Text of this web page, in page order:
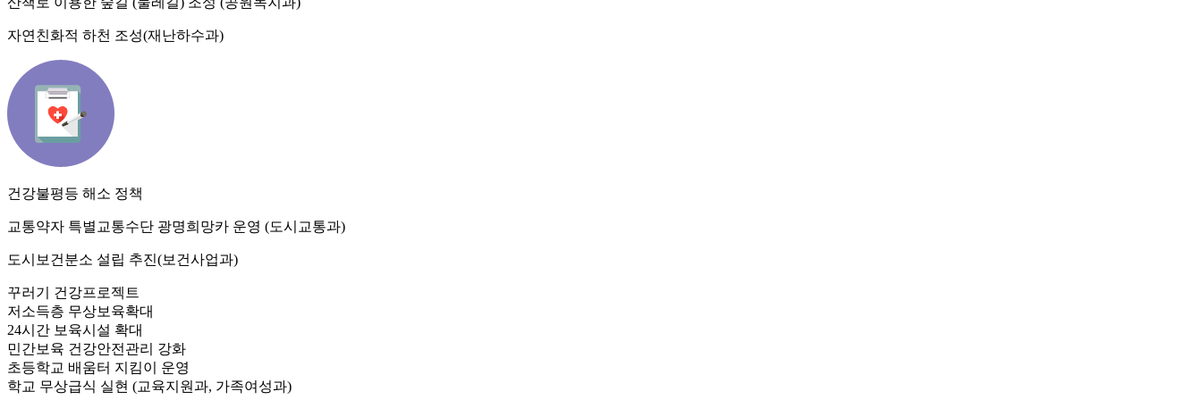
자연친화적 하천 조성(재난하수과)
건강불평등 해소 정책
교통약자 특별교통수단 광명희망카 운영 (도시교통과)
도시보건분소 설립 추진(보건사업과)
꾸러기 건강프로젝트
저소득층 무상보육확대
24시간 보육시설 확대
민간보육 건강안전관리 강화
초등학교 배움터 지킴이 운영
학교 무상급식 실현 (교육지원과, 가족여성과)